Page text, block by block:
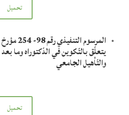
تحميل
يتعلّق بالتّكوين في الدّكتوراه وما
والتّأهيل الجامعي
تحميل